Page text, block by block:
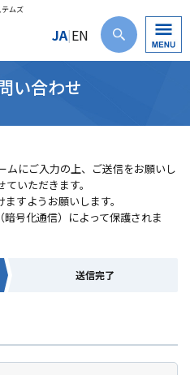
ムズ
JA|EN
い合わせ
ムにご入力の上、ご送信をお願いし
いただきます。
すようお願いします。
号化通信）によって保護されま
送信完了